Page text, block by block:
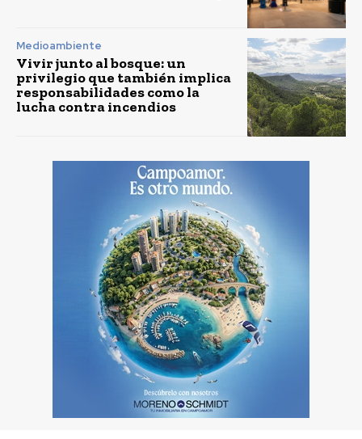
Medioambiente
Vivir junto al bosque: un
privilegio que también implica
responsabilidades como la
lucha contra incendios